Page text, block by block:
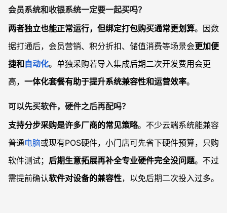
会员系统和收银系统一定要一起买吗？
两者独立也能正常运行，但绑定打包购买通常更划算。因数
据打通后，会员营销、积分折扣、储值消费等场景会更加便
捷和自动化。单独采购若导入集成后期二次开发费用会更
高， 一体化套餐有助于提升系统兼容性和运营效率。
可以先买软件，硬件之后再配吗？
支持分步采购是许多厂商的常见策略。不少云端系统能兼容
普通电脑或现有POS硬件，小门店可先省下硬件预算，只购
软件测试； 后期生意拓展再补全专业硬件完全没问题。不过
需提前确认软件对设备的兼容性，以免后期二次投入过多。